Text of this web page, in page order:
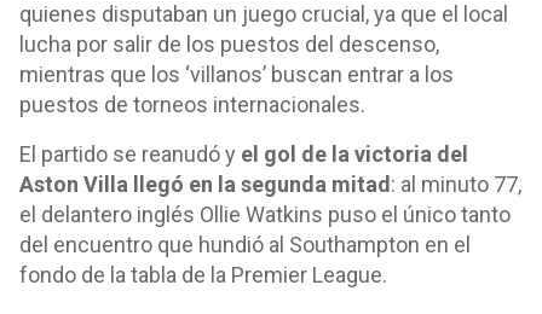
quienes disputaban un juego crucial, ya que el local
lucha por salir de los puestos del descenso,
mientras que los ‘villanos’ buscan entrar a los
puestos de torneos internacionales.
El partido se reanudó y el gol de la victoria del
Aston Villa llegó en la segunda mitad : al minuto 77,
el delantero inglés Ollie Watkins puso el único tanto
del encuentro que hundió al Southampton en el
fondo de la tabla de la Premier League.